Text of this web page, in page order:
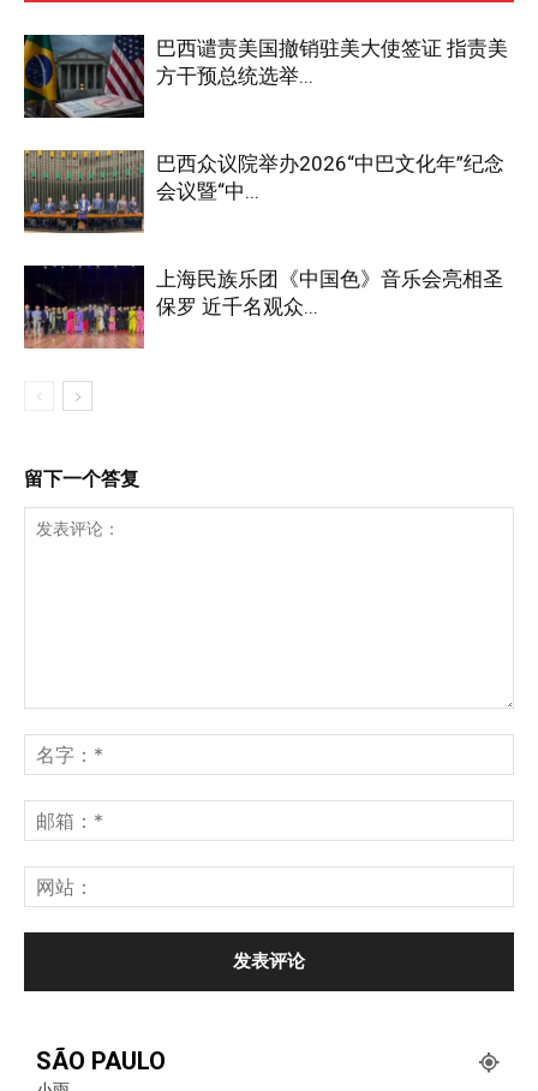
巴西谴责美国撤销驻美大使签证 指责美
方干预总统选举...
巴西众议院举办2026“中巴文化年”纪念
会议暨“中...
上海民族乐团《中国色》音乐会亮相圣
保罗 近千名观众...
留下一个答复
SÃO PAULO